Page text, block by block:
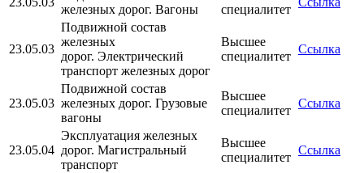
железных дорог. Вагоны
специалитет
23.05.03
Подвижной состав
железных
дорог. Электрический
транспорт железных дорог
Высшее
специалитет
Ссылка
23.05.03
Подвижной состав
железных дорог. Грузовые
вагоны
Высшее
специалитет
Ссылка
23.05.04
Эксплуатация железных
дорог. Магистральный
транспорт
Высшее
специалитет
Ссылка